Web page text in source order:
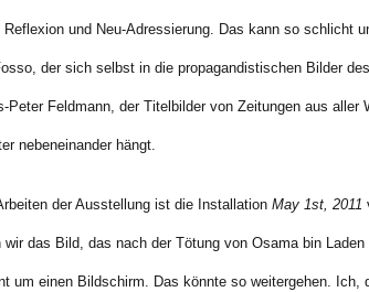
und Neu-Adressierung. Das kann so schlicht
der sich selbst in die propagandistischen Bilder
Peter Feldmann, der Titelbilder von Zeitungen aus aller
nebeneinander hängt.
der Ausstellung ist die Installation May 1st, 2011
wir das Bild, das nach der Tötung von Osama bin
um einen Bildschirm. Das könnte so weitergehen. Ich,